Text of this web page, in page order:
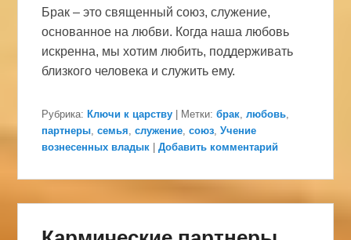
Брак – это священный союз, служение,
основанное на любви. Когда наша любовь
искренна, мы хотим любить, поддерживать
близкого человека и служить ему.
Рубрика: Ключи к царству Метки: брак,любовь,
партнеры,семья,служение,союз,Учение
вознесенных владык
|Добавить комментарий